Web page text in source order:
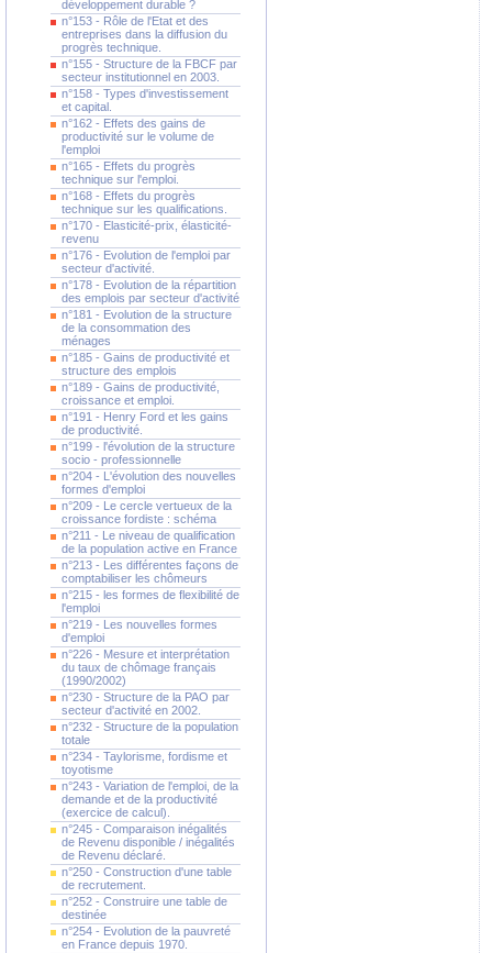
développement durable ?
n°153 - Rôle de l'Etat et des
entreprises dans la diffusion du
progrès technique.
n°155 - Structure de la FBCF par
secteur institutionnel en 2003.
n°158 - Types d'investissement
et capital.
n°162 - Effets des gains de
productivité sur le volume de
l'emploi
n°165 - Effets du progrès
technique sur l'emploi.
n°168 - Effets du progrès
technique sur les qualifications.
n°170 - Elasticité-prix, élasticité-
revenu
n°176 - Evolution de l'emploi par
secteur d'activité.
n°178 - Evolution de la répartition
des emplois par secteur d'activité
n°181 - Evolution de la structure
de la consommation des
ménages
n°185 - Gains de productivité et
structure des emplois
n°189 - Gains de productivité,
croissance et emploi.
n°191 - Henry Ford et les gains
de productivité.
n°199 - l'évolution de la structure
socio - professionnelle
n°204 - L'évolution des nouvelles
formes d'emploi
n°209 - Le cercle vertueux de la
croissance fordiste : schéma
n°211 - Le niveau de qualification
de la population active en France
n°213 - Les différentes façons de
comptabiliser les chômeurs
n°215 - les formes de flexibilité de
l'emploi
n°219 - Les nouvelles formes
d'emploi
n°226 - Mesure et interprétation
du taux de chômage français
(1990/2002)
n°230 - Structure de la PAO par
secteur d'activité en 2002.
n°232 - Structure de la population
totale
n°234 - Taylorisme, fordisme et
toyotisme
n°243 - Variation de l'emploi, de la
demande et de la productivité
(exercice de calcul).
n°245 - Comparaison inégalités
de Revenu disponible / inégalités
de Revenu déclaré.
n°250 - Construction d'une table
de recrutement.
n°252 - Construire une table de
destinée
n°254 - Evolution de la pauvreté
en France depuis 1970.